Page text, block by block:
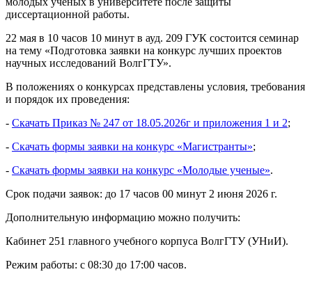
диссертационной работы.
22 мая в 10 часов 10 минут в ауд. 209 ГУК состоится семинар
на тему «Подготовка заявки на конкурс лучших проектов
научных исследований ВолгГТУ».
В положениях о конкурсах представлены условия, требования
и порядок их проведения:
- Скачать Приказ № 247 от 18.05.2026г и приложения 1 и 2;
- Скачать формы заявки на конкурс «Магистранты»;
- Скачать формы заявки на конкурс «Молодые ученые».
Срок подачи заявок: до 17 часов 00 минут 2 июня 2026 г.
Дополнительную информацию можно получить:
Кабинет 251 главного учебного корпуса ВолгГТУ (УНиИ).
Режим работы: с 08:30 до 17:00 часов.